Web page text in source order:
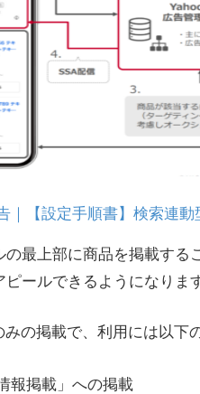
｜【設定手順書】検索連
最上部に商品を掲載す
ールできるようになります
の掲載で、利用には以下
報掲載」への掲載